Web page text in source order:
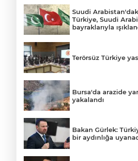
Suudi
Türkiye, Suudi
bayraklarıyla
Terörsüz Türkiye
Bursa'da arazide
yakalandı
Bakan Gürlek:
bir aydınlığa